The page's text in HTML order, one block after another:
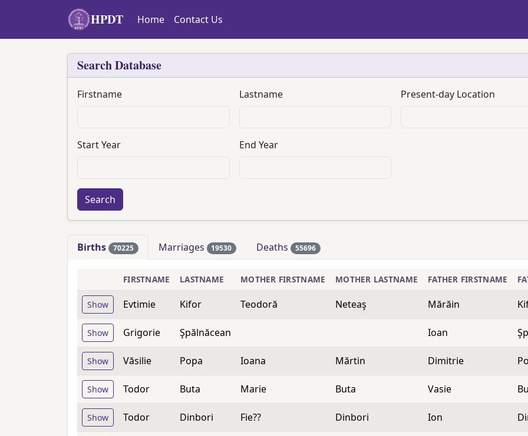
Skip to main content
HPDT Home Contact Us
Search Database
Firstname Lastname Present-day Location
Start Year End Year
Births 70225 Marriages 19530 Deaths 55696
FIRSTNAME LASTNAME MOTHER FIRSTNAME MOTHER LASTNAME FATHER FIRSTNAME
Show Evtimie Kifor Teodoră Neteaş Mărăin
Show Grigorie Şpălnăcean Ioan
Show Văsilie Popa Ioana Mărtin Dimitrie
Show Todor Buta Marie Buta Vasie
Show Todor Dinbori Fie?? Dinbori Ion